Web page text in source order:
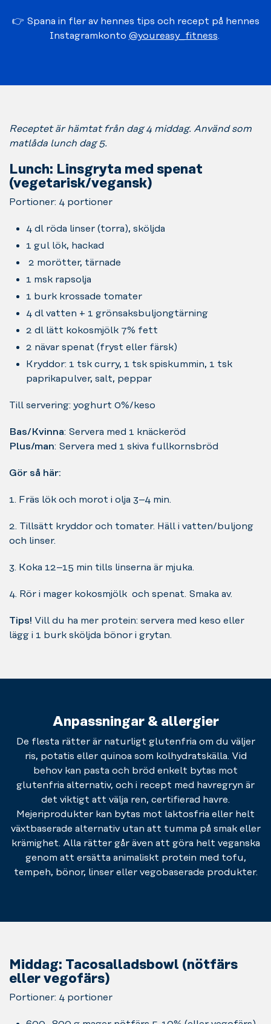
👉 Spana in fler av hennes tips och recept på hennes
Instagramkonto @youreasy_fitness.
Receptet är hämtat från dag 4 middag. Använd som
matlåda lunch dag 5.
Lunch: Linsgryta med spenat
(vegetarisk/vegansk)
Portioner: 4 portioner
4 dl röda linser (torra), sköljda
1 gul lök, hackad
2 morötter, tärnade
1 msk rapsolja
1 burk krossade tomater
4 dl vatten + 1 grönsaksbuljongtärning
2 dl lätt kokosmjölk 7% fett
2 nävar spenat (fryst eller färsk)
Kryddor: 1 tsk curry, 1 tsk spiskummin, 1 tsk
paprikapulver, salt, peppar
Till servering: yoghurt 0%/keso
Bas/Kvinna: Servera med 1 knäckeröd
Plus/man: Servera med 1 skiva fullkornsbröd
Gör så här:
1. Fräs lök och morot i olja 3–4 min.
2. Tillsätt kryddor och tomater. Häll i vatten/buljong
och linser.
3. Koka 12–15 min tills linserna är mjuka.
4. Rör i mager kokosmjölk och spenat. Smaka av.
Tips! Vill du ha mer protein: servera med keso eller
lägg i 1 burk sköljda bönor i grytan.
Anpassningar & allergier
De flesta rätter är naturligt glutenfria om du väljer
ris, potatis eller quinoa som kolhydratskälla. Vid
behov kan pasta och bröd enkelt bytas mot
glutenfria alternativ, och i recept med havregryn är
det viktigt att välja ren, certifierad havre.
Mejeriprodukter kan bytas mot laktosfria eller helt
växtbaserade alternativ utan att tumma på smak eller
krämighet. Alla rätter går även att göra helt veganska
genom att ersätta animaliskt protein med tofu,
tempeh, bönor, linser eller vegobaserade produkter.
Middag: Tacosalladsbowl (nötfärs
eller vegofärs)
Portioner: 4 portioner